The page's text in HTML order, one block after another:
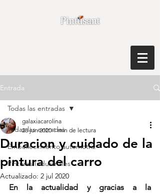
Entrada
Todas las entradas
Embellecimiento automotriz
Pinturas Industriales
Todas las entradas
Duracion y cuidado de la
pintura del carro
galaxiacarolina
28 jun 2020 1 min de lectura
Actualizado: 2 jul 2020
En la actualidad y gracias a la